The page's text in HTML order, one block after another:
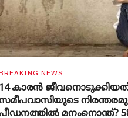
NEWS
14 കാരൻ
മനംനൊന്ത്?